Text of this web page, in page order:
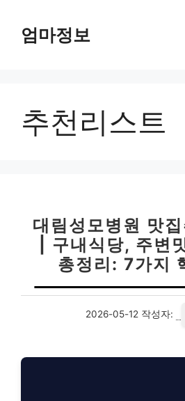
엄마정보
추천리스트
대림성모병원 맛
| 구내식당, 주변
총정리: 7가지
2026-05-12 작성자: